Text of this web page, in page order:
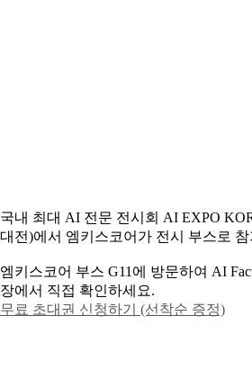
국내 최대 AI 전문 전시회 AI EXPO
대전)에서 엠키스코어가 전시 부스로
엠키스코어 부스 G11에 방문하여 AI
장에서 직접 확인하세요.
무료 초대권 신청하기 (선착순 증정)